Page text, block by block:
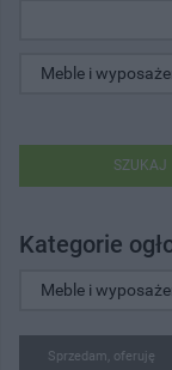
SZUKAJ
Kategorie
Sprzedam, oferuję